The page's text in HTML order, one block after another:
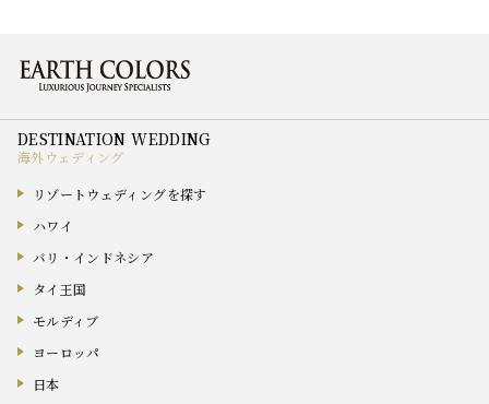
海外ウェディング
リゾートウェディングを探す
ハワイ
バリ・インドネシア
タイ王国
モルディブ
ヨーロッパ
日本